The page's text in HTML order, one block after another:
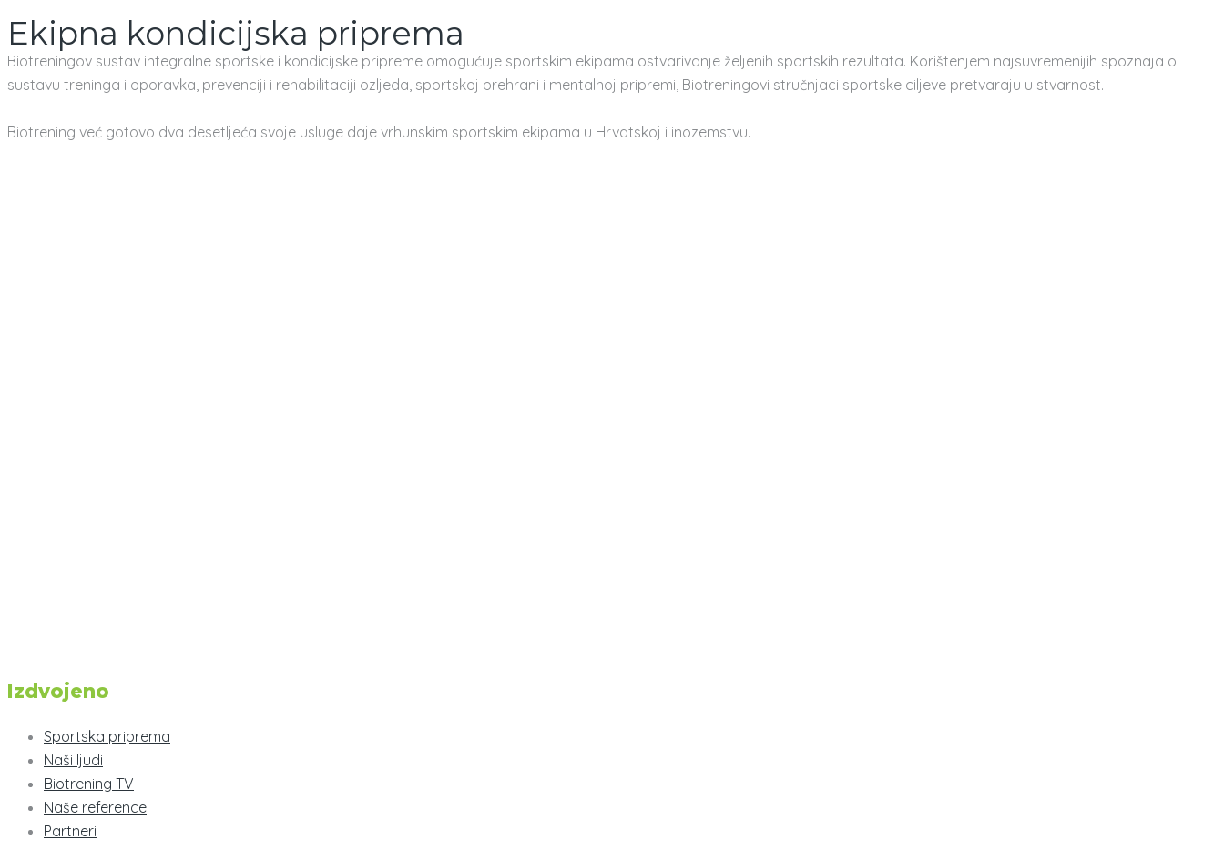
Ekipna kondicijska priprema
Biotreningov sustav integralne sportske i kondicijske pripreme omogućuje sportskim ekipama ostvarivanje željenih sportskih rezultata. Korištenjem najsuvremenijih spoznaja o
sustavu treninga i oporavka, prevenciji i rehabilitaciji ozljeda, sportskoj prehrani i mentalnoj pripremi, Biotreningovi stručnjaci sportske ciljeve pretvaraju u stvarnost.
Biotrening već gotovo dva desetljeća svoje usluge daje vrhunskim sportskim ekipama u Hrvatskoj i inozemstvu.
Izdvojeno
Sportska priprema
Naši ljudi
Biotrening TV
Naše reference
Partneri